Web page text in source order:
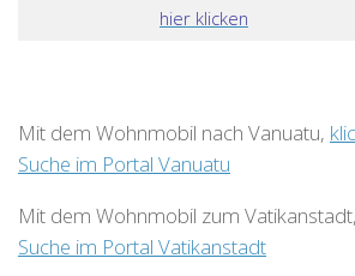
hier klicken
Mit dem Wohnmobil nach Vanuatu,
Suche im Portal Vanuatu
Mit dem Wohnmobil zum Vatikanstadt,
Suche im Portal Vatikanstadt